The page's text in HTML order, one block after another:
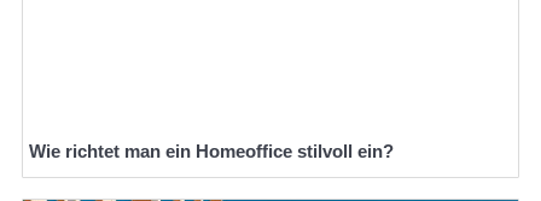
Wie richtet man ein Homeoffice stilvoll ein?